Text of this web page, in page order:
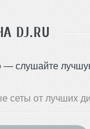
DJ.RU
— слушайте
сеты от лучших
335 MB, 256